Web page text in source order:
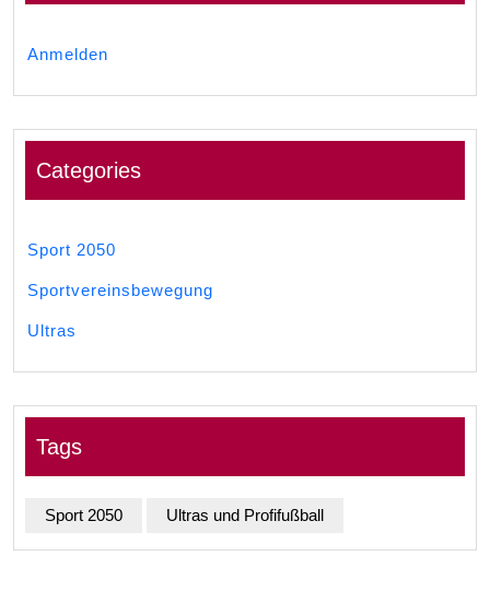
Anmelden
Categories
Sport 2050
Sportvereinsbewegung
Ultras
Tags
Sport 2050 Ultras und Profifußball